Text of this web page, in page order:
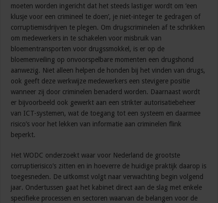
moeten worden ingericht dat het steeds lastiger wordt om ‘een
klusje voor een crimineel te doen’, je niet-integer te gedragen of
corruptiemisdrijven te plegen. Om drugscriminelen af te schrikken
om medewerkers in te schakelen voor misbruik van
bloementransporten voor drugssmokkel, is er op de
bloemenveiling op onvoorspelbare momenten een drugshond
aanwezig. Niet alleen helpen de honden bij het vinden van drugs,
ook geeft deze werkwijze medewerkers een stevigere positie
wanneer zij door criminelen benaderd worden. Daarnaast wordt
er bijvoorbeeld ook gewerkt aan een strikter autorisatiebeheer
van ICT-systemen, wat de toegang tot een systeem en daarmee
risico’s voor het lekken van informatie aan criminelen flink
beperkt.
Het WODC onderzoekt waar voor Nederland de grootste
corruptierisico’s zitten en in hoeverre de huidige praktijk daarop is
toegesneden. De uitkomst volgt naar verwachting begin volgend
jaar. Ondertussen gaat het kabinet direct aan de slag met enkele
specifieke processen en sectoren waarvan de belangen voor de